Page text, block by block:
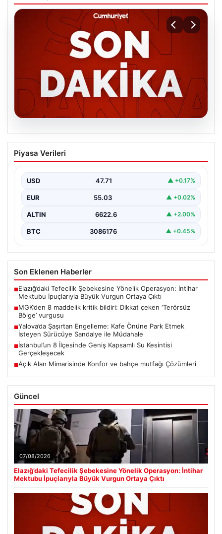
MGK’den 8 maddelik kritik bildiri: Dikkat
çeken ‘Terörsüz Bölge’ vurgusu
Piyasa Verileri
USD 47.71 ▲ +0.17%
EUR 55.03 ▲ +0.02%
ALTIN 6622.6 ▲ +2.00%
BTC 3086176 ▲ +0.45%
Son Eklenen Haberler
■Elazığ’daki Tefecilik Şebekesine Yönelik Operasyon: İntihar
Mektubu İpuçlarıyla Büyük Vurgun Ortaya Çıktı
■MGK’den 8 maddelik kritik bildiri: Dikkat çeken ‘Terörsüz
Bölge’ vurgusu
■Yalova’da Şaşırtan Engelleme: Kafe Önüne Park Etmek
İsteyen Sürücüye Sandalye ile Müdahale
■İstanbul’un 8 İlçesinde Geniş Kapsamlı Su Kesintisi
Gerçekleşecek
■Açık Alan Mimarisinde Konfor ve bahçe mutfağı Çözümleri
Güncel
07/08/2026
Elazığ’daki Tefecilik Şebekesine Yönelik Operasyon: İntihar
Mektubu İpuçlarıyla Büyük Vurgun Ortaya Çıktı